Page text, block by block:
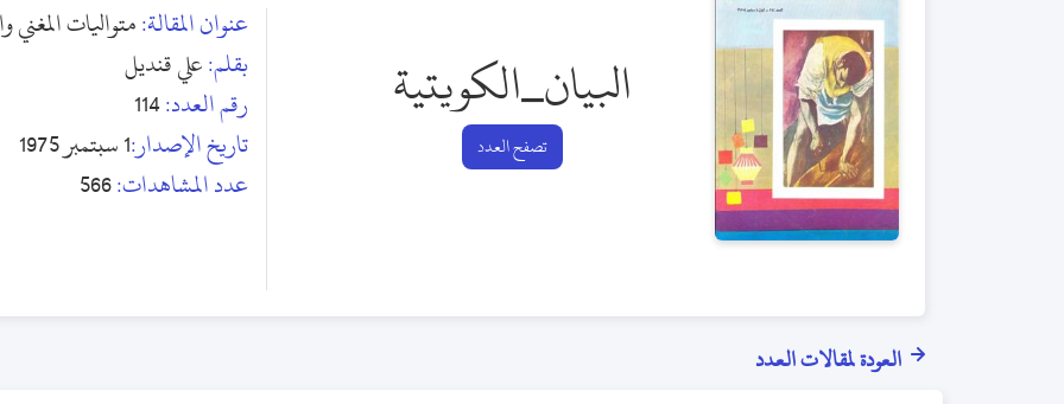
البيان_الكويتية
تصفح العدد
عنوان المقالة:متواليات المغني
بقلم:علي قنديل
رقم العدد:114
تاريخ الإصدار:1 سبتمبر 1975
عدد المشاهدات:566
العودة لمقالات العدد